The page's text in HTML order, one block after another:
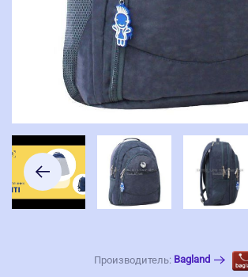
Производитель: Bagland